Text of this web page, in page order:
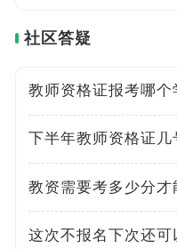
社区答疑
教师资格证报考哪个
下半年教师资格证几
教资需要考多少分才
这次不报名下次还可